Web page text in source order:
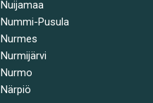
Nuijamaa
Nummi-Pusula
Nurmes
Nurmijärvi
Nurmo
Närpiö